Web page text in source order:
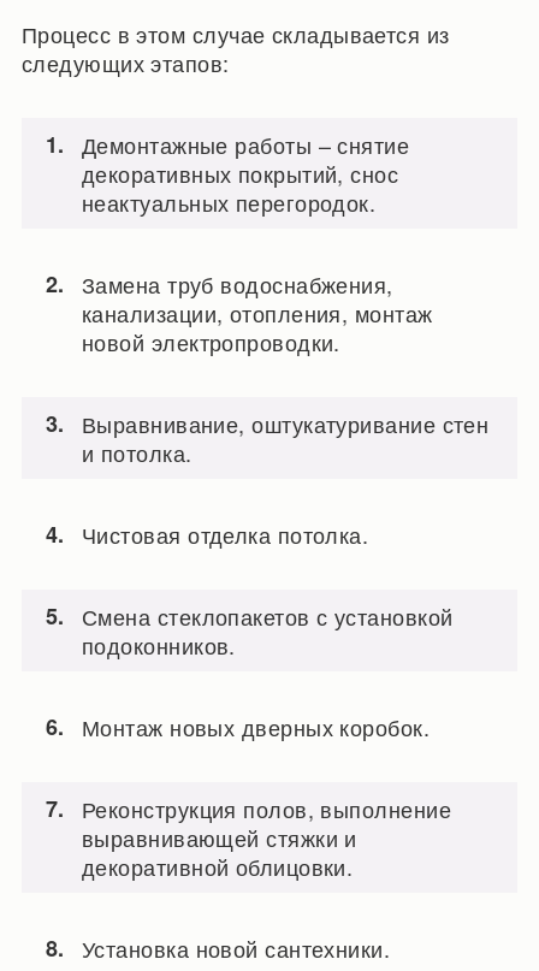
Процесс в этом случае складывается из
следующих этапов:
Демонтажные работы – снятие
декоративных покрытий, снос
неактуальных перегородок.
Замена труб водоснабжения,
канализации, отопления, монтаж
новой электропроводки.
Выравнивание, оштукатуривание стен
и потолка.
Чистовая отделка потолка.
Смена стеклопакетов с установкой
подоконников.
Монтаж новых дверных коробок.
Реконструкция полов, выполнение
выравнивающей стяжки и
декоративной облицовки.
Установка новой сантехники.